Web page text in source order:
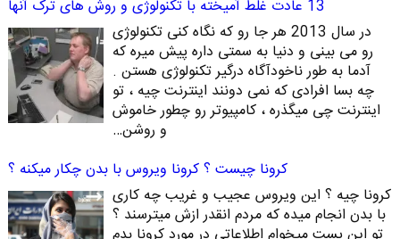
13 عادت غلط آمیخته با تکنولوژی و روش های ترک آنها
در سال 2013 هر جا رو که نگاه کنی تکنولوژی
رو می بینی و دنیا به سمتی داره پیش میره که
آدما به طور ناخودآگاه درگیر تکنولوژی هستن .
چه بسا افرادی که نمی دونند اینترنت چیه ، تو
اینترنت چی میگذره ، کامپیوتر رو چطور خاموش
و روشن…
کرونا چیست ؟ کرونا ویروس با بدن چکار میکنه ؟
کرونا چیه ؟ این ویروس عجیب و غریب چه کاری
با بدن انجام میده که مردم انقدر ازش میترسند ؟